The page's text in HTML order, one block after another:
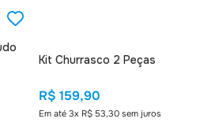
Kit Churrasco 2 Peças
R$ 159,90
Em até 3x R$ 53 30 sem juros